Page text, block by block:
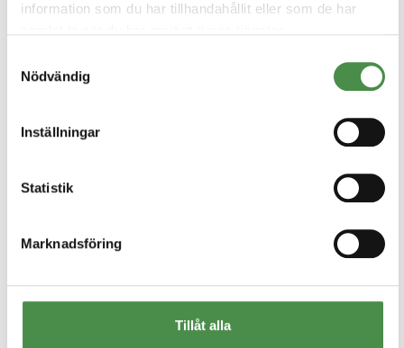
information som du har tillhandahållit eller som de har
Nödvändig
Inställningar
Statistik
Marknadsföring
Tillåt alla
Martin är ny mjukvaruutvecklare